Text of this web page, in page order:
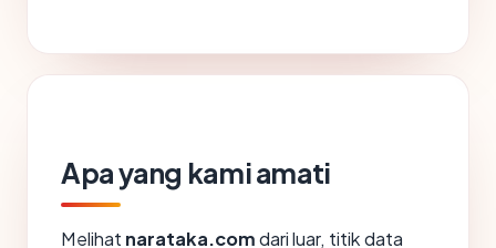
Apa yang kami amati
Melihat narataka.comdari luar, titik data